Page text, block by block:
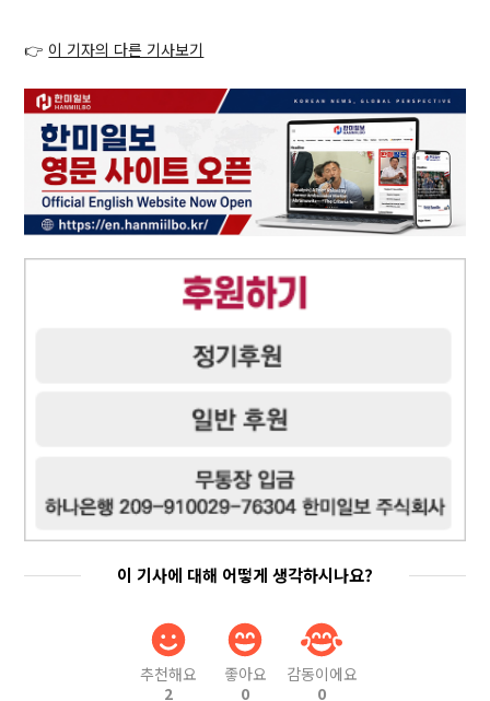
👉 이 기자의 다른 기사보기
이 기사에 대해 어떻게 생각하시나요?
추천해요
2
좋아요
0
감동이에요
0